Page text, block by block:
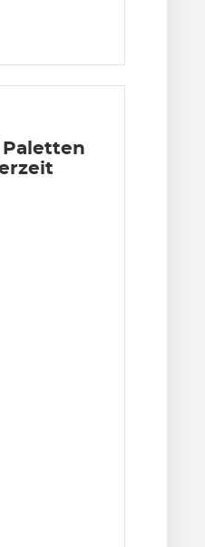
Paletten